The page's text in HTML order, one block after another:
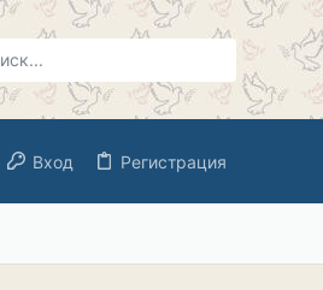
Вход Регистрация